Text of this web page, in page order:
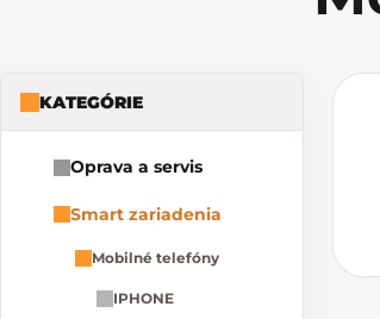
Bočný panel
KATEGÓRIE
Oprava a servis
Smart zariadenia
Mobilné telefóny
IPHONE